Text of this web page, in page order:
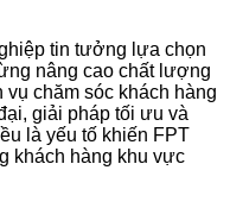
tin tưởng lựa chọn
nâng cao chất lượng
chăm sóc khách hàng
giải pháp tối ưu và
là yếu tố khiến FPT
khách hàng khu vực